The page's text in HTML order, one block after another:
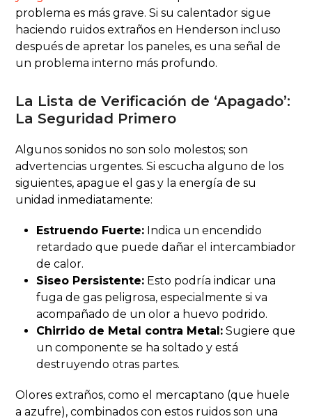
problema es más grave. Si su calentador sigue
haciendo ruidos extraños en Henderson incluso
después de apretar los paneles, es una señal de
un problema interno más profundo.
La Lista de Verificación de ‘Apagado’:
La Seguridad Primero
Algunos sonidos no son solo molestos; son
advertencias urgentes. Si escucha alguno de los
siguientes, apague el gas y la energía de su
unidad inmediatamente:
Estruendo Fuerte: Indica un encendido
retardado que puede dañar el intercambiador
de calor.
Siseo Persistente: Esto podría indicar una
fuga de gas peligrosa, especialmente si va
acompañado de un olor a huevo podrido.
Chirrido de Metal contra Metal: Sugiere que
un componente se ha soltado y está
destruyendo otras partes.
Olores extraños, como el mercaptano (que huele
a azufre), combinados con estos ruidos son una